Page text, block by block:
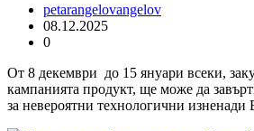
petarangelovangelov
08.12.2025
0
От 8 декември до 15 януари всеки,
кампанията продукт, ще може да
за невероятни технологични